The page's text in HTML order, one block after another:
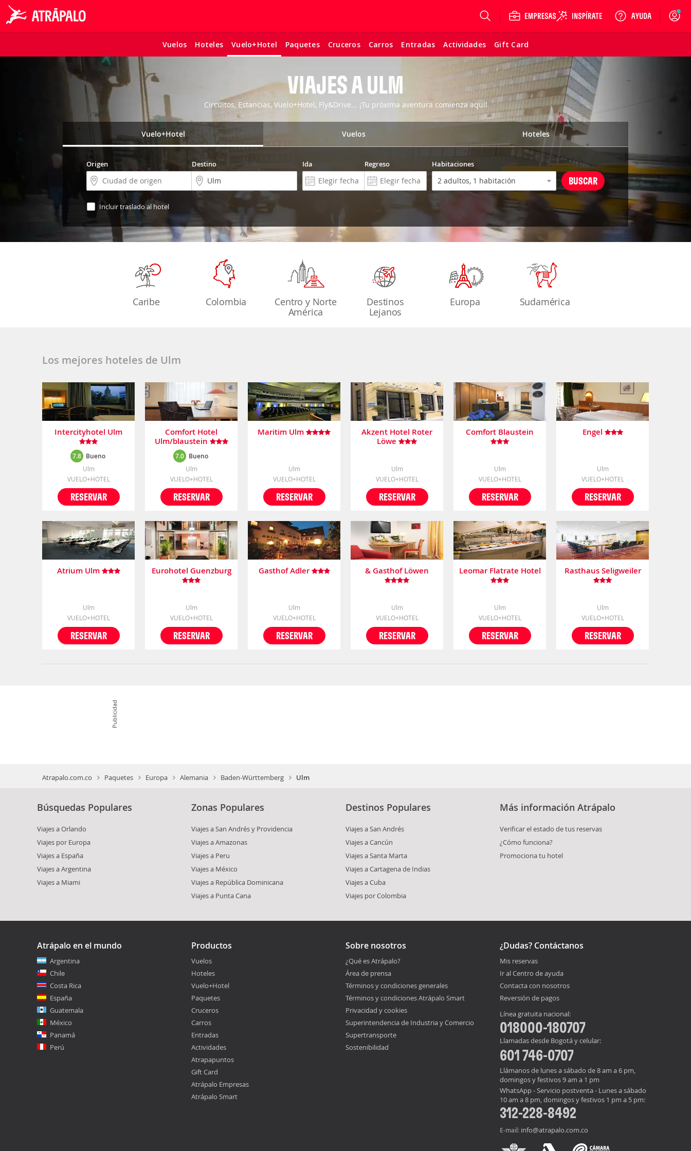
Vuelos Hoteles Vuelo+Hotel Paquetes Cruceros Carros Entradas Actividades Gift Card
Login
VIAJES A ULM
Circuitos, Estancias, Vuelo+Hotel, Fly&Drive... ¡Tu próxima aventura comienza aquí!
Vuelo+Hotel Vuelos Hoteles
Origen Destino Ida Regreso Habitaciones
Incluir traslado al hotel
Caribe Colombia
Centro y Norte
América
Destinos
Lejanos
Europa Sudamérica
Los mejores hoteles de Ulm
Intercityhotel Ulm
7.8 Bueno
Ulm
VUELO+HOTEL
RESERVAR
Comfort Hotel
Ulm/blaustein
7.0 Bueno
Ulm
VUELO+HOTEL
RESERVAR
Maritim Ulm
Ulm
VUELO+HOTEL
RESERVAR
Akzent Hotel Roter
Löwe
Ulm
VUELO+HOTEL
RESERVAR
Comfort Blaustein
Ulm
VUELO+HOTEL
RESERVAR
Engel
Ulm
VUELO+HOTEL
RESERVAR
Atrium Ulm
Ulm
VUELO+HOTEL
RESERVAR
Eurohotel Guenzburg
Ulm
VUELO+HOTEL
RESERVAR
Gasthof Adler
Ulm
VUELO+HOTEL
RESERVAR
& Gasthof Löwen
Ulm
VUELO+HOTEL
RESERVAR
Leomar Flatrate Hotel
Ulm
VUELO+HOTEL
RESERVAR
Rasthaus Seligweiler
Ulm
VUELO+HOTEL
RESERVAR
Publicidad
Atrapalo.com.co Paquetes Europa Alemania Baden-Württemberg Ulm
Búsquedas Populares
Viajes a Orlando
Viajes por Europa
Viajes a España
Viajes a Argentina
Viajes a Miami
Zonas Populares
Viajes a San Andrés y Providencia
Viajes a Amazonas
Viajes a Peru
Viajes a México
Viajes a República Dominicana
Viajes a Punta Cana
Destinos Populares
Viajes a San Andrés
Viajes a Cancún
Viajes a Santa Marta
Viajes a Cartagena de Indias
Viajes a Cuba
Viajes por Colombia
Más información Atrápalo
Verificar el estado de tus reservas
¿Cómo funciona?
Promociona tu hotel
Atrápalo en el mundo
Argentina
Chile
Costa Rica
España
Guatemala
México
Panamá
Perú
Productos
Vuelos
Hoteles
Vuelo+Hotel
Paquetes
Cruceros
Carros
Entradas
Actividades
Atrapapuntos
Gift Card
Atrápalo Empresas
Atrápalo Smart
Sobre nosotros
¿Qué es Atrápalo?
Área de prensa
Términos y condiciones generales
Términos y condiciones Atrápalo Smart
Privacidad y cookies
Superintendencia de Industria y Comercio
Supertransporte
Sostenibilidad
¿Dudas? Contáctanos
Mis reservas
Ir al Centro de ayuda
Contacta con nosotros
Reversión de pagos
Línea gratuita nacional:
018000-180707
Llamadas desde Bogotá y celular:
601 746-0707
Llámanos de lunes a sábado de 8 am a 6 pm,
domingos y festivos 9 am a 1 pm
WhatsApp - Servicio postventa - Lunes a sábado
10 am a 8 pm, domingos y festivos 1 pm a 5 pm:
312-228-8492
E-mail: info@atrapalo.com.co